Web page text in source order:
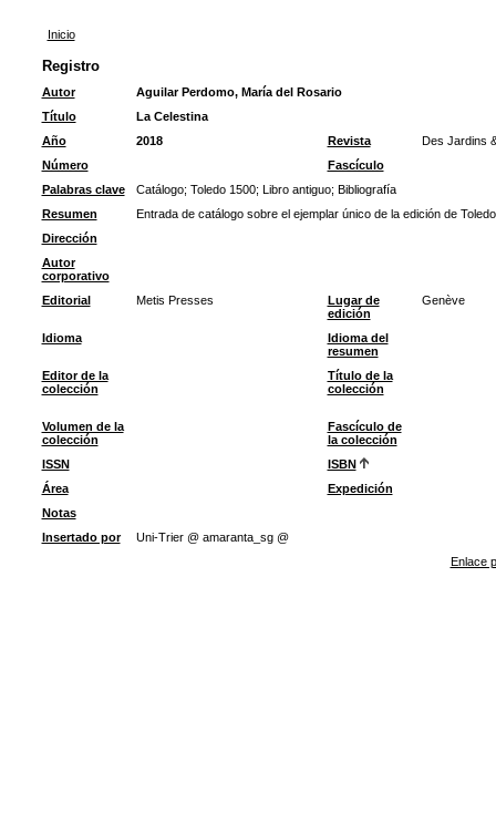
Inicio
Registro
Autor
Aguilar Perdomo, María del Rosario
Título
La Celestina
Año
2018 Revista
Des Jardins
Número
Fascículo
Palabras clave
Catálogo; Toledo 1500; Libro antiguo; Bibliografía
Resumen
Entrada de catálogo sobre el ejemplar único de la edición de
Dirección
Autor
corporativo
Editorial
Metis Presses
Lugar de
edición
Genève
Idioma
Idioma del
resumen
Editor de la
colección
Título de la
colección
Volumen de la
colección
Fascículo de
la colección
ISSN
ISBN
Área
Expedición
Notas
Insertado por
Uni-Trier @ amaranta_sg @
Enlace